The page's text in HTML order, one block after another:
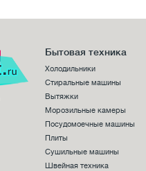
Бытовая техника
Холодильники
Стиральные машины
Вытяжки
Морозильные камеры
Посудомоечные машины
Плиты
Сушильные машины
Швейная техника